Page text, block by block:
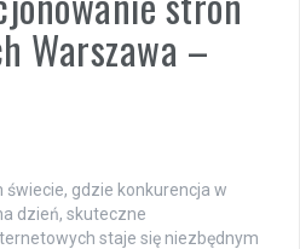
Warszawa –
gdzie konkurencja w
dzień, skuteczne
staje się niezbędnym